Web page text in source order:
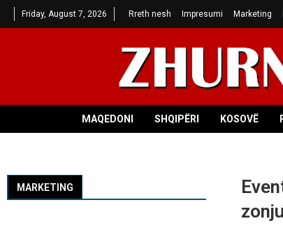
Friday, August 7, 2026 Rreth nesh Impresumi Marketing
MAQEDONI SHQIPËRI KOSOVË
MARKETING